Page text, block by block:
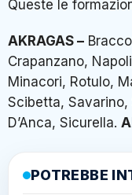
Queste le
AKRAGAS –
Crapanzano,
Minacori, Rotulo,
Scibetta, Savarino,
D’Anca, Sicurella.
POTREBBE